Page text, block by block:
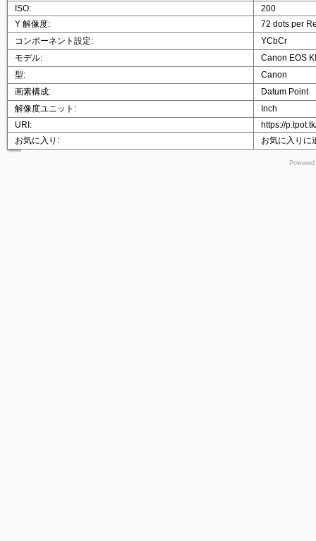
ISO:
200
Y 解像度:
72 dots per
コンポーネント設定:
YCbCr
モデル:
Canon EOS
型:
Canon
画素構成:
Datum Point
解像度ユニット:
Inch
URI:
https://
お気に入り:
お気に入りに